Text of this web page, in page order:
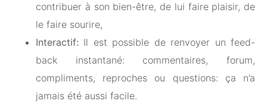
contribuer à son bien-être, de lui faire plaisir, de
le faire sourire,
Interactif: Il est possible de renvoyer un feed-
back instantané: commentaires, forum,
compliments, reproches ou questions: ça n’a
jamais été aussi facile.